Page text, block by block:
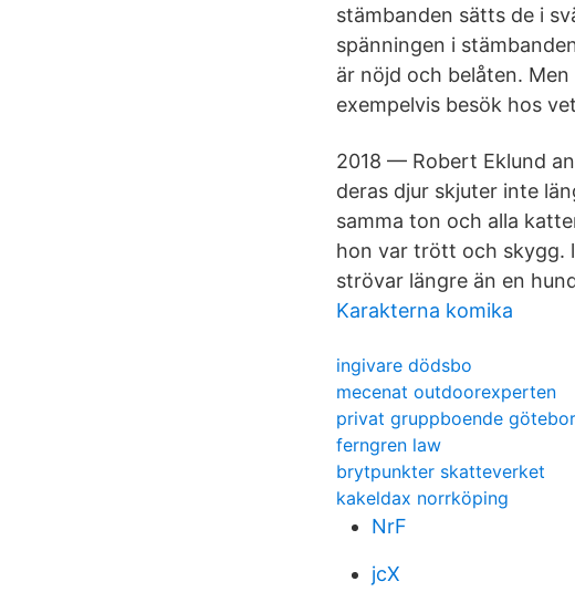
stämbanden sätts de i
spänningen i
är nöjd och belåten.
exempelvis besök hos
2018 — Robert Eklund
deras djur skjuter inte
samma ton och alla
hon var trött och skygg.
strövar längre än en
Karakterna komika
ingivare dödsbo
mecenat outdoorexperten
privat gruppboende
ferngren law
brytpunkter skatteverket
kakeldax norrköping
NrF
jcX